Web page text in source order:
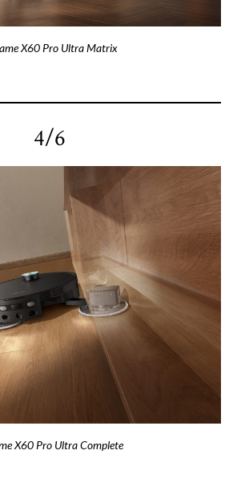
X60 Pro Ultra Matrix
4/6
X60 Pro Ultra Complete